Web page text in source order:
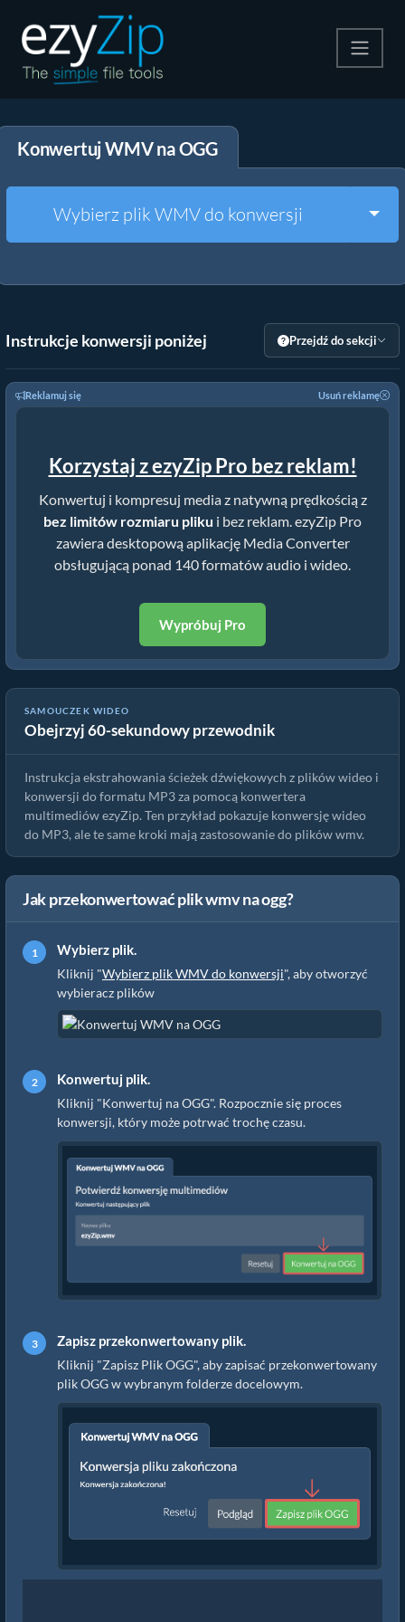
Rozpakuj
Inne narzędzia
Konwertuj WMV na OGG
Wybierz plik WMV do konwersji
Instrukcje konwersji poniżej Przejdź do sekcji
Reklamuj się Usuń reklamę
Korzystaj z ezyZip Pro bez reklam!
Konwertuj i kompresuj media z natywną prędkością z
bez limitów rozmiaru pliku i bez reklam. ezyZip Pro
zawiera desktopową aplikację Media Converter
obsługującą ponad 140 formatów audio i wideo.
Wypróbuj Pro
SAMOUCZEK WIDEO
Obejrzyj 60-sekundowy przewodnik
Jak konwertować pliki wmv online za darmo
Instrukcja ekstrahowania ścieżek dźwiękowych z plików wideo i
konwersji do formatu MP3 za pomocą konwertera
multimediów ezyZip. Ten przykład pokazuje konwersję wideo
do MP3, ale te same kroki mają zastosowanie do plików wmv.
Jak przekonwertować plik wmv na ogg?
Wybierz plik.
Kliknij "Wybierz plik WMV do konwersji", aby otworzyć
wybieracz plików
Konwertuj plik.
Kliknij "Konwertuj na OGG". Rozpocznie się proces
konwersji, który może potrwać trochę czasu.
Zapisz przekonwertowany plik.
Kliknij "Zapisz Plik OGG", aby zapisać przekonwertowany
plik OGG w wybranym folderze docelowym.